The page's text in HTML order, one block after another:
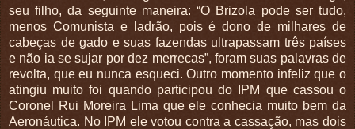
seu filho, da seguinte maneira: “O Brizola pode ser tudo,
menos Comunista e ladrão, pois é dono de milhares de
cabeças de gado e suas fazendas ultrapassam três países
e não ia se sujar por dez merrecas”, foram suas palavras de
revolta, que eu nunca esqueci. Outro momento infeliz que o
atingiu muito foi quando participou do IPM que cassou o
Coronel Rui Moreira Lima que ele conhecia muito bem da
Aeronáutica. No IPM ele votou contra a cassação, mas dois